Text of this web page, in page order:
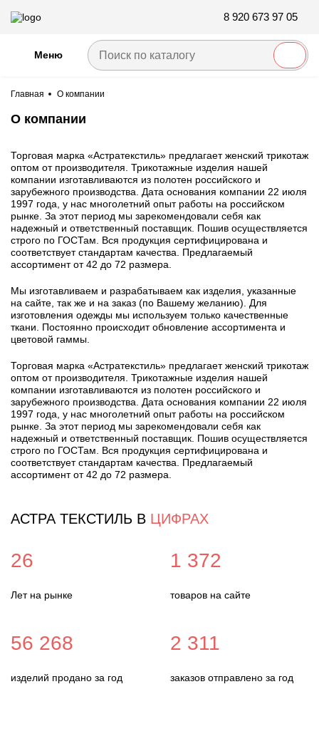
8 920 673 97 05
Меню
Главная О компании
О компании
Торговая марка «Астратекстиль» предлагает женский трикотаж
оптом от производителя. Трикотажные изделия нашей
компании изготавливаются из полотен российского и
зарубежного производства. Дата основания компании 22 июля
1997 года, у нас многолетний опыт работы на российском
рынке. За этот период мы зарекомендовали себя как
надежный и ответственный поставщик. Пошив осуществляется
строго по ГОСТам. Вся продукция сертифицирована и
соответствует стандартам качества. Предлагаемый
ассортимент от 42 до 72 размера.
Мы изготавливаем и разрабатываем как изделия, указанные
на сайте, так же и на заказ (по Вашему желанию). Для
изготовления одежды мы используем только качественные
ткани. Постоянно происходит обновление ассортимента и
цветовой гаммы.
Торговая марка «Астратекстиль» предлагает женский трикотаж
оптом от производителя. Трикотажные изделия нашей
компании изготавливаются из полотен российского и
зарубежного производства. Дата основания компании 22 июля
1997 года, у нас многолетний опыт работы на российском
рынке. За этот период мы зарекомендовали себя как
надежный и ответственный поставщик. Пошив осуществляется
строго по ГОСТам. Вся продукция сертифицирована и
соответствует стандартам качества. Предлагаемый
ассортимент от 42 до 72 размера.
АСТРА ТЕКСТИЛЬ В ЦИФРАХ
26
Лет на рынке
1 372
товаров на сайте
56 268
изделий продано за год
2 311
заказов отправлено за год